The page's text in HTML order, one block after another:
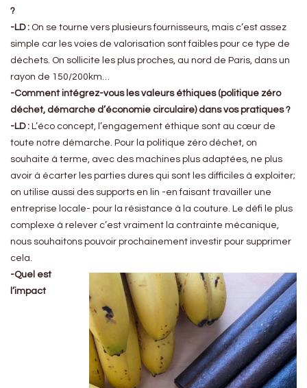
?
-LD : On se tourne vers plusieurs fournisseurs, mais c’est assez
simple car les voies de valorisation sont faibles pour ce type de
déchets. On sollicite les plus proches, au nord de Paris, dans un
rayon de 150/200km…
-Comment intégrez-vous les valeurs éthiques (politique zéro
déchet, démarche d’économie circulaire) dans vos pratiques ?
-LD : L’éco concept, l’engagement éthique sont au cœur de
toute notre démarche. Pour la politique zéro déchet, on
souhaite à terme, avec des machines plus adaptées, ne plus
avoir à écarter les parties dures qui sont les difficiles à exploiter;
on utilise aussi des supports en lin -en faisant travailler une
entreprise locale- pour la résistance à la couture. Le défi le plus
complexe à relever c’est vraiment la contrainte mécanique,
nous souhaitons pouvoir prochainement investir pour supprimer
cela.
-Quel est
l’impact